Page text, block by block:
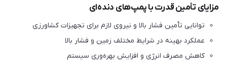
مزایای تأمین قدرت با پمپ‌های دنده‌ای
توانایی تأمین فشار بالا و نیروی لازم برای تجهیزات کشاورزی
عملکرد بهینه در شرایط مختلف زمین و فشار بالا
کاهش مصرف انرژی و افزایش بهره‌وری سیستم